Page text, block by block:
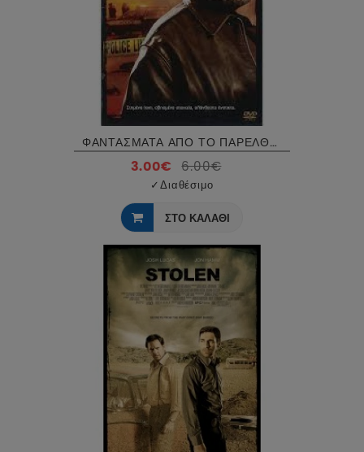
ΦΑΝΤΑΣΜΑΤΑ ΑΠΟ ΤΟ ΠΑΡΕΛΘΟΝ - SEA CHANGE DVD USED
3.00€ 6.00€
✓Διαθέσιμο
ΣΤΟ ΚΑΛΑΘΙ